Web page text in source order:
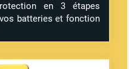
en 3 étapes
batteries et fonction